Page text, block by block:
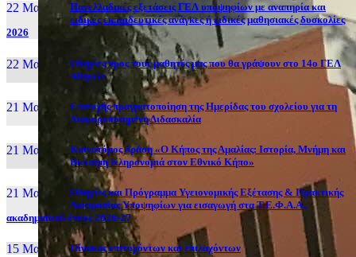
22 Μαι, 26
Πανελλαδικές εξετάσεις ΓΕΛ υποψηφίων με αναπηρία και
ειδικές εκπαιδευτικές ανάγκες ή ειδικές μαθησιακές δυσκολίες
2026
22 Μαι, 26
Οδηγίες προς τους μαθητές μας που θα γράψουν στο 14ο ΓΕΛ
Αθηνών
21 Μαι, 26
Επιτυχής πραγματοποίηση της Ημερίδας του σχολείου για τη
Διαφοροποιημένη Διδασκαλία
21 Μαι, 26
Καινοτόμος δράση «Ο Κήπος της Αμαλίας: Ιστορία, Μνήμη και
Βιώσιμη Κληρονομιά στον Εθνικό Κήπο»
21 Μαι, 26
Οδηγίες και Πρόγραμμα Υγειονομικής Εξέτασης & Πρακτικής
Δοκιμασίας Υποψηφίων για εισαγωγή στα Τ.Ε.Φ.Α.Α.,
ακαδημαϊκού έτους 2026-27
15 Μαι, 26 Πίνακας επιτυχόντων και επιλαχόντων